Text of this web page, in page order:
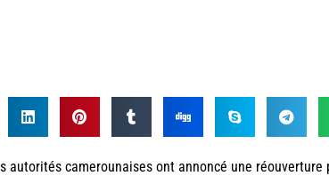
autorités camerounaises ont annoncé une